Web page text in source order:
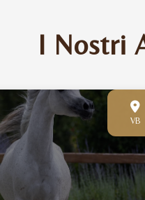
I Nostri
VB